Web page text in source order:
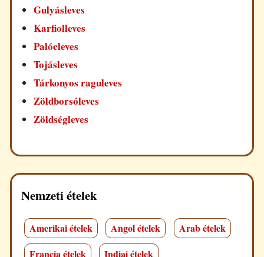
Gulyásleves
Karfiolleves
Palócleves
Tojásleves
Tárkonyos raguleves
Zöldborsóleves
Zöldségleves
Nemzeti ételek
Amerikai ételek Angol ételek
Arab ételek
Francia ételek
Indiai ételek